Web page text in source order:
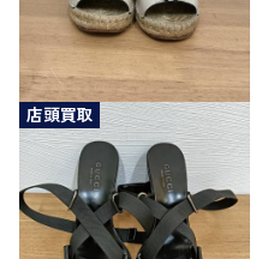
店頭買取